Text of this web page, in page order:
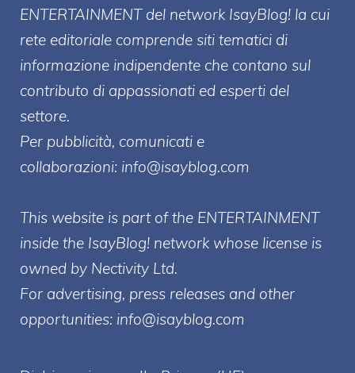
ENTERTAINMENT del network IsayBlog! la cui
rete editoriale comprende siti tematici di
informazione indipendente che contano sul
contributo di appassionati ed esperti del
settore.
Per pubblicità, comunicati e
collaborazioni: info@isayblog.com
This website is part of the ENTERTAINMENT
inside the IsayBlog! network whose license is
owned by Nectivity Ltd.
For advertising, press releases and other
opportunities: info@isayblog.com